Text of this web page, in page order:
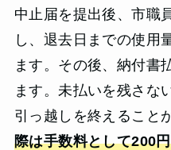
中止届を提出後、市職
し、退去日までの使用
ます。その後、納付書
ます。未払いを残さな
引っ越しを終えること
際は手数料として200